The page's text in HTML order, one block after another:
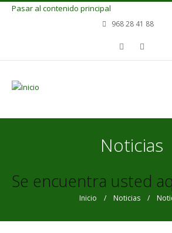
Pasar al contenido principal
968 28 41 88
Noticias
Se encuentra usted
Inicio / Noticias /